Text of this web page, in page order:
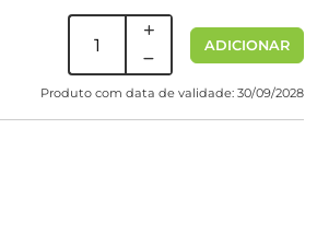
ADICIONAR
Produto com data de validade: 30/09/2028